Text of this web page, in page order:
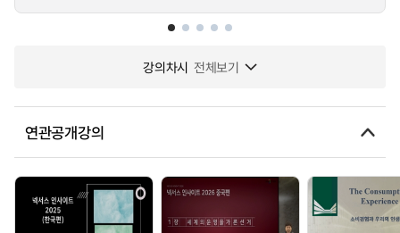
강의차시 전체보기
연관공개강의